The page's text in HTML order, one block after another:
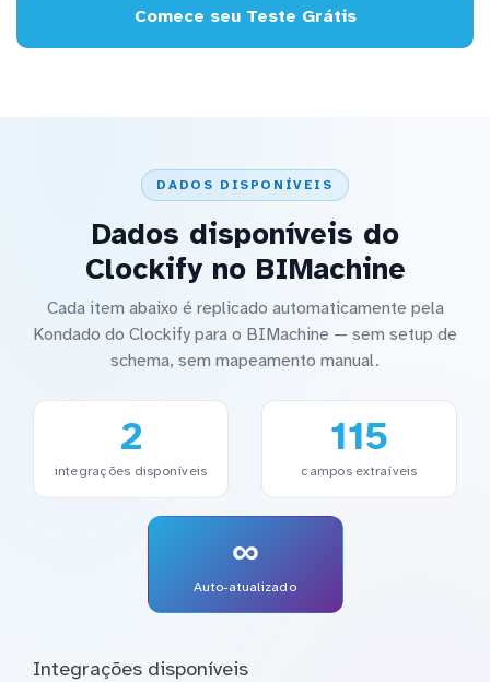
Comece seu Teste Grátis
DADOS DISPONÍVEIS
Dados disponíveis do
Clockify no BIMachine
Cada item abaixo é replicado automaticamente pela
Kondado do Clockify para o BIMachine — sem setup de
schema, sem mapeamento manual.
2
integrações disponíveis
115
campos extraíveis
∞
Auto-atualizado
Integrações disponíveis